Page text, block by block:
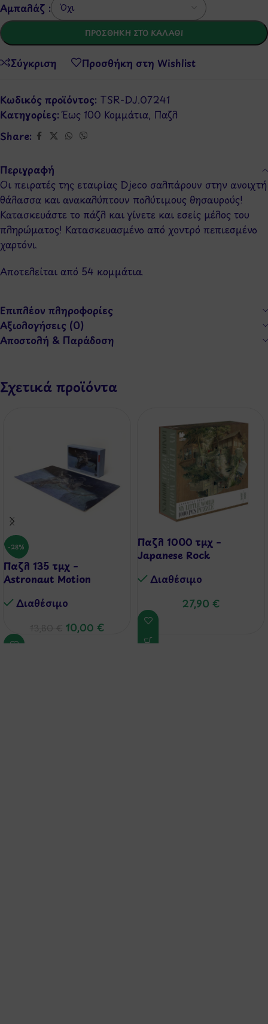
Αμπαλάζ :
ΠΡΟΣΘΉΚΗ ΣΤΟ ΚΑΛΆΘΙ
Σύγκριση Προσθήκη στη Wishlist
Κωδικός προϊόντος: TSR-DJ.07241
Κατηγορίες: Έως 100 Κομμάτια, Παζλ
Share:
Περιγραφή
Οι πειρατές της εταιρίας Djeco σαλπάρουν στην ανοιχτή
θάλασσα και ανακαλύπτουν πολύτιμους θησαυρούς!
Κατασκευάστε το πάζλ και γίνετε και εσείς μέλος του
πληρώματος! Κατασκευασμένο από χοντρό πεπιεσμένο
χαρτόνι.
Αποτελείται από 54 κομμάτια.
Επιπλέον πληροφορίες
Αξιολογήσεις (0)
Αποστολή & Παράδοση
Σχετικά προϊόντα
-28%
Παζλ 135 τμχ –
Astronaut Motion
Διαθέσιμo
10,00 €
Παζλ 1000 τμχ –
Japanese Rock
Διαθέσιμo
27,90 €